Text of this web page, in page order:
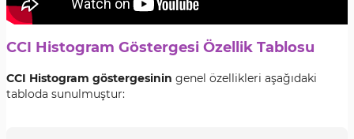
CCI Histogram Göstergesi Özellik Tablosu
CCI Histogram göstergesinin genel özellikleri aşağıdaki
tabloda sunulmuştur: